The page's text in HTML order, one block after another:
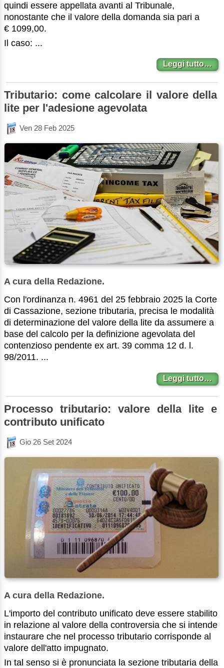
quindi essere appellata avanti al Tribunale,
nonostante che il valore della domanda sia pari a
€ 1099,00.
Il caso: ...
Leggi tutto…
Tributario: come calcolare il valore della
lite per l'adesione agevolata
Ven 28 Feb 2025
A cura della Redazione.
Con l'ordinanza n. 4961 del 25 febbraio 2025 la Corte
di Cassazione, sezione tributaria, precisa le modalità
di determinazione del valore della lite da assumere a
base del calcolo per la definizione agevolata del
contenzioso pendente ex art. 39 comma 12 d. l.
98/2011. ...
Leggi tutto…
Processo tributario: valore della lite e
contributo unificato
Gio 26 Set 2024
A cura della Redazione.
L'importo del contributo unificato deve essere stabilito
in relazione al valore della controversia che si intende
instaurare che nel processo tributario corrisponde al
valore dell'atto impugnato.
In tal senso si è pronunciata la sezione tributaria della